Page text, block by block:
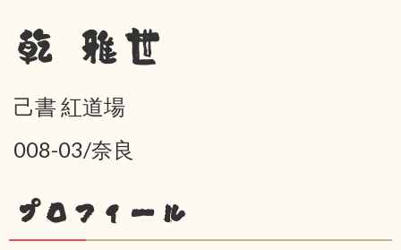
乾 雅世
己書 紅道場
008-03/奈良
プロフィール